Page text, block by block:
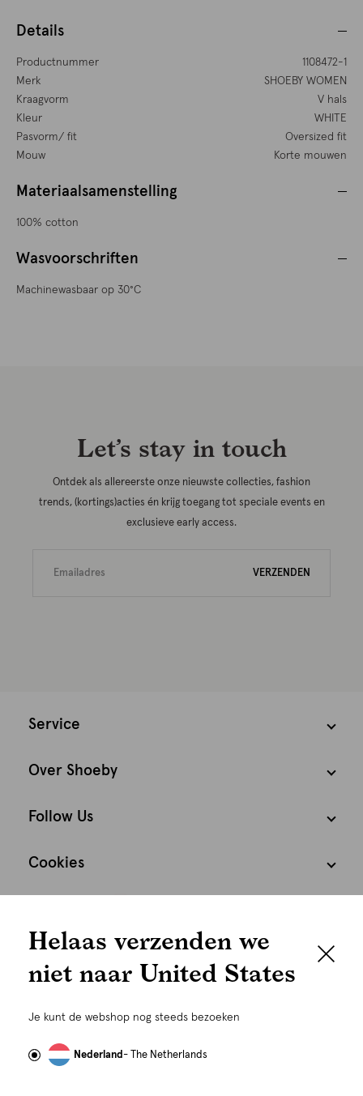
graag persoonlijk
gebruiken wij cookies en daarmee vergelijkbare
om advertenties te personaliseren...
Details
Productnummer
1108472-1
Merk
SHOEBY WOMEN
Kraagvorm
V hals
Kleur
WHITE
Pasvorm/ fit
Oversized fit
Mouw
Korte mouwen
Materiaalsamenstelling
100% cotton
Wasvoorschriften
Machinewasbaar op 30°C
Let’s stay in touch
Ontdek als allereerste onze nieuwste collecties, fashion
trends, (kortings)acties én krijg toegang tot speciale events en
exclusieve early access.
VERZENDEN
Service
Over Shoeby
Follow Us
Cookies
Helaas verzenden we
niet naar United States
Je kunt de webshop nog steeds bezoeken
Nederland- The Netherlands